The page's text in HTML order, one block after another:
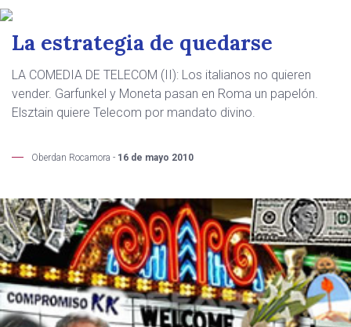
La estrategia de quedarse
LA COMEDIA DE TELECOM (II): Los italianos no quieren
vender. Garfunkel y Moneta pasan en Roma un papelón.
Elsztain quiere Telecom por mandato divino.
Oberdan Rocamora - 16 de mayo 2010